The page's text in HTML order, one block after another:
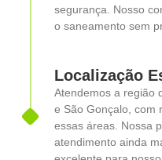
segurança. Nosso
o saneamento sem
Localização
Atendemos a região
e São Gonçalo, com
essas áreas. Nossa
atendimento ainda